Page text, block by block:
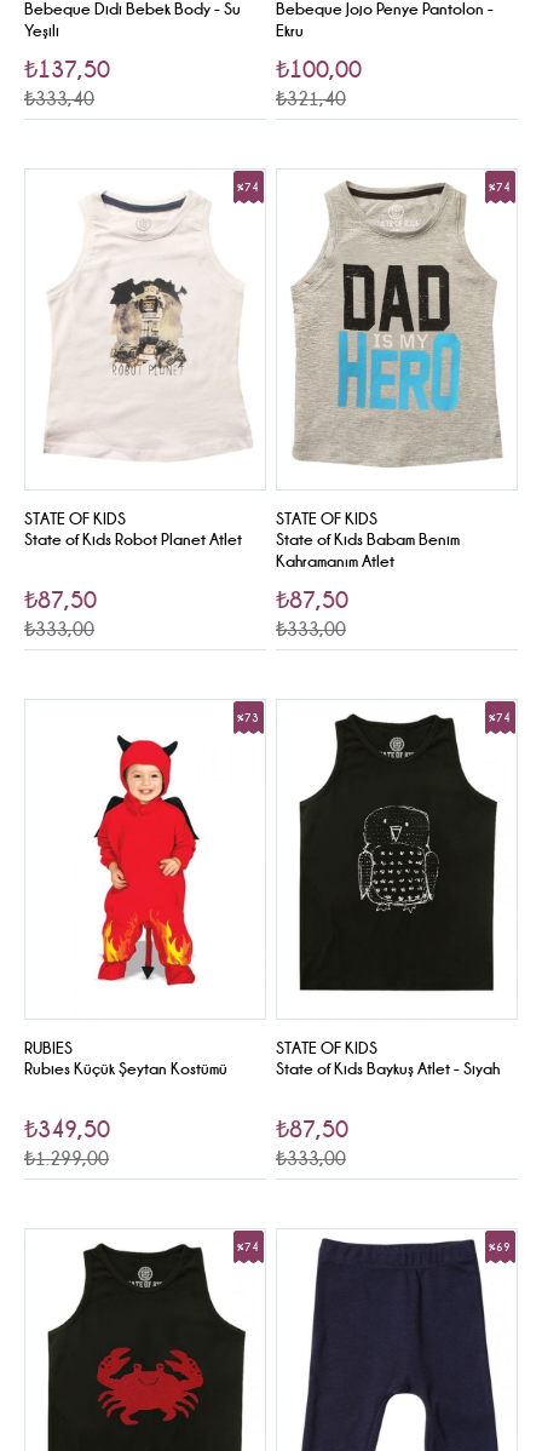
Bebeque Didi Bebek Body - Su
Yeşili
₺137,50
₺333,40
Bebeque Jojo Penye Pantolon -
Ekru
₺100,00
₺321,40
STATE OF KIDS
State of Kids Robot Planet Atlet
₺87,50
₺333,00
%74
STATE OF KIDS
State of Kids Babam Benim
Kahramanım Atlet
₺87,50
₺333,00
%74
RUBIES
Rubies Küçük Şeytan Kostümü
₺349,50
₺1.299,00
%73
STATE OF KIDS
State of Kids Baykuş Atlet - Siyah
₺87,50
₺333,00
%74
%74 %69